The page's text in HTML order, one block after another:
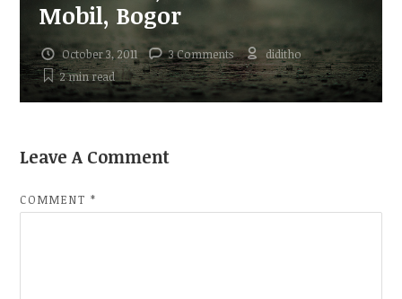
Mobil, Bogor
October 3, 2011 3 Comments
diditho
2 minread
Leave A Comment
COMMENT*